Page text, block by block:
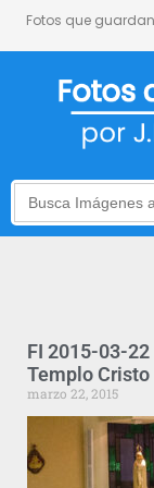
Fotos que
Search
for:
FI 2015-03-22
Templo Cristo
marzo 22, 2015